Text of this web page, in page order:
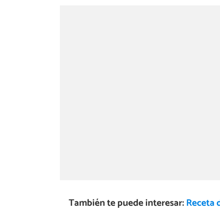
También te puede interesar:Receta